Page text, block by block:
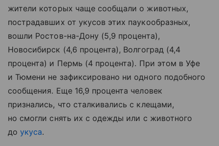
жители которых чаще сообщали о животных,
пострадавших от укусов этих паукообразных,
вошли Ростов-на-Дону (5,9 процента),
Новосибирск (4,6 процента), Волгоград (4,4
процента) и Пермь (4 процента). При этом в Уфе
и Тюмени не зафиксировано ни одного подобного
сообщения. Еще 16,9 процента человек
признались, что сталкивались с клещами,
но смогли снять их с одежды или с животного
доукуса.